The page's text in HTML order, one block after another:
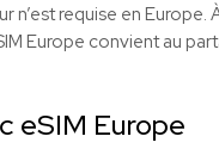
n’est requise en
Europe convient au
eSIM Europe